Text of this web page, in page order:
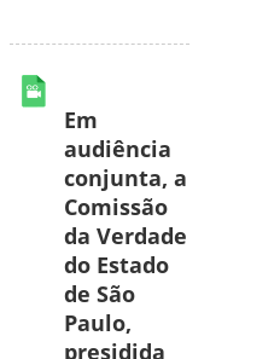
Em
audiência
conjunta, a
Comissão
da Verdade
do Estado
de São
Paulo,
presidida